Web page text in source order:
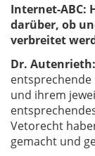
Internet-ABC:
darüber, ob
verbreitet
Dr. Autenrieth:
entsprechende
und ihrem
Vetorecht
gemacht und